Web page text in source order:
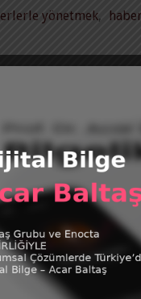
yönetmek,
Yorum
SALI
Yorum